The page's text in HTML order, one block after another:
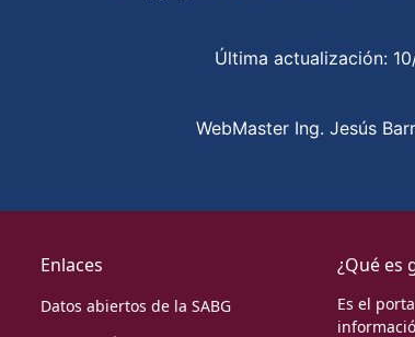
Última actualización:
WebMaster Ing. Jesús
Enlaces
Datos abiertos de la SABG
¿Qué es
Es el